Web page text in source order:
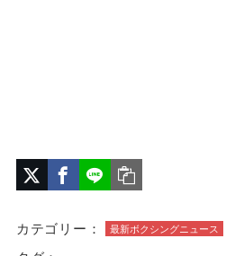
カテゴリー： 最新ボクシングニュース